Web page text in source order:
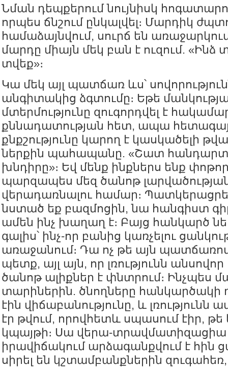
Նման դեպքերում նույնիսկ
որպես ճնշում ընկալվել։ Մարդիկ
համաձայնվում, սուրճ են
մարդը միայն մեկ բան է ուզում. «Ինձ
տվեք»։
Կա մեկ այլ պատճառ ևս՝
անգիտակից ձգտումը։ Եթե
մտերմությունը զուգորդվել է
քննադատության հետ, ապա
քնքշությունը կարող է կասկածելի
ներքին պահապանը. «Շատ հանդարտ
խնդիրը»։ Եվ մենք ինքներս ենք
պարզապես մեզ ծանոթ
վերադառնալու համար։
նստած եք բազմոցին, նա հանգիստ
ամեն ինչ խաղաղ է։ Բայց հանկարծ
գալիս՝ ինչ-որ բանից կառչելու
առաջանում։ Դա ոչ թե այն պատճառով
պետք, այլ այն, որ լռությունն անսովոր
ծանոթ ալիքներ է փնտրում։ Ինչպես
տարիներին. ծնողները հանկարծակի
էին վիճաբանությունը, և լռությունն
էր թվում, որովհետև սպասում էիր, թե
կպայթի։ Սա վերա-տրավմատիզացիա
իրավիճակում արձագանքվում է հին
սիրել են կշտամբանքներին